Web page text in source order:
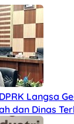
Langsa
dan Dinas